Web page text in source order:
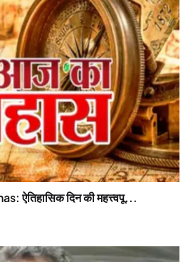
ऐतिहासिक दिन की महत्त्वपू...